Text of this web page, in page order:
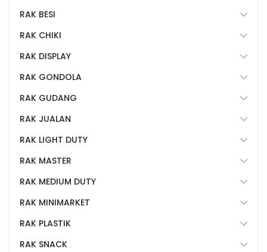
RAK BESI
RAK CHIKI
RAK DISPLAY
RAK GONDOLA
RAK GUDANG
RAK JUALAN
RAK LIGHT DUTY
RAK MASTER
RAK MEDIUM DUTY
RAK MINIMARKET
RAK PLASTIK
RAK SNACK